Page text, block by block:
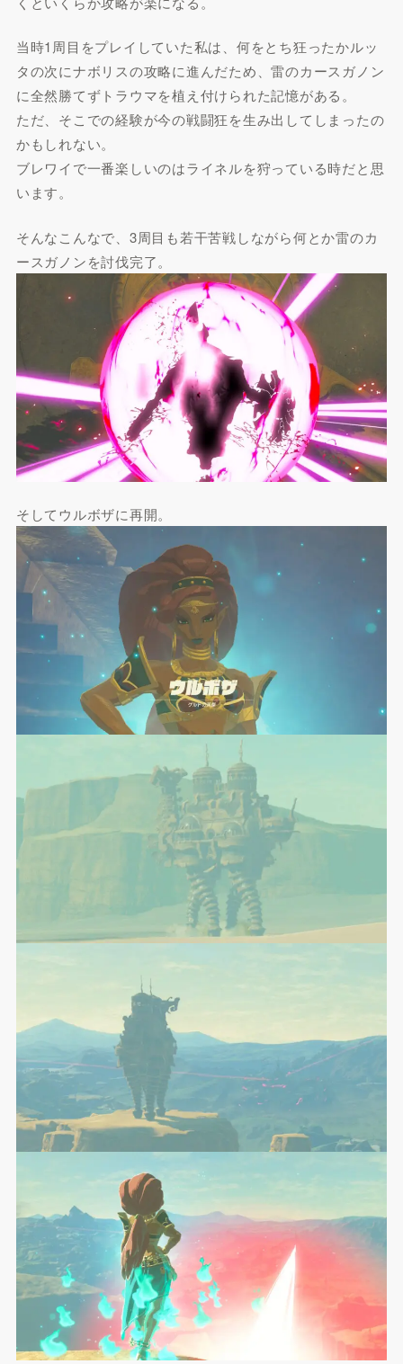
当時1周目をプレイしていた私は、何をとち狂ったかルッ
タの次にナボリスの攻略に進んだため、雷のカースガノン
に全然勝てずトラウマを植え付けられた記憶がある。
ただ、そこでの経験が今の戦闘狂を生み出してしまったの
かもしれない。
ブレワイで一番楽しいのはライネルを狩っている時だと思
います。
そんなこんなで、3周目も若干苦戦しながら何とか雷のカ
ースガノンを討伐完了。
そしてウルボザに再開。